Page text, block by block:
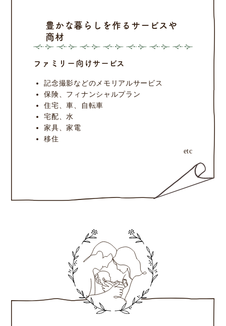
豊かな暮らしを作るサービスや
商材
ファミリー向けサービス
記念撮影などのメモリアルサービス
保険、フィナンシャルプラン
住宅、車、自転車
宅配、水
家具、家電
移住
etc